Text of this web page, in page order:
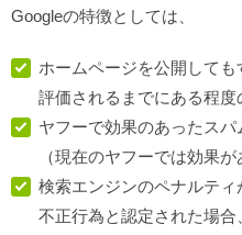
Googleの特徴としては、
ホームページを公開して
評価されるまでにある程度
ヤフーで効果のあったス
（現在のヤフーでは効果が
検索エンジンのペナルティ
不正行為と認定された場